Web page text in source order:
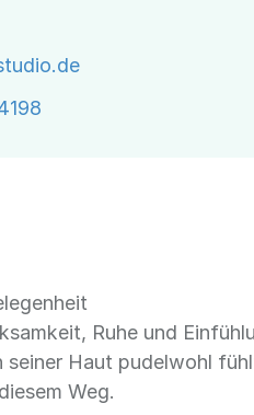
Ruhe und
seiner Haut pudelwohl
Weg.